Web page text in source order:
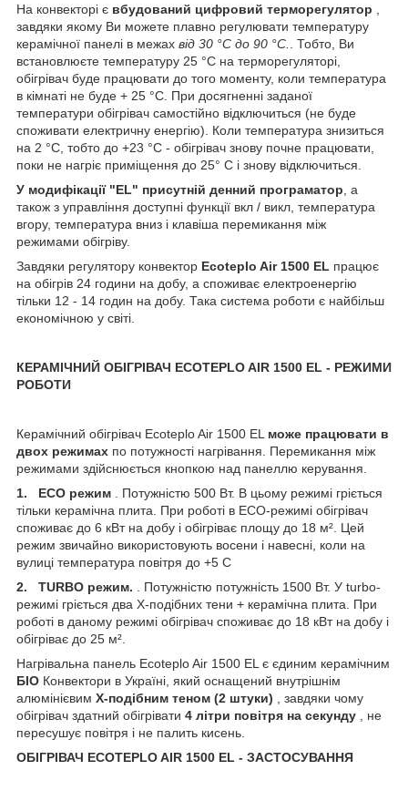
На конвекторі є вбудований цифровий терморегулятор
завдяки якому Ви можете плавно регулювати температуру
керамічної панелі в межах від 30 °C до 90 °C.
. Тобто, Ви
встановлюєте температуру 25 °C на терморегуляторі,
обігрівач буде працювати до того моменту, коли температура
в кімнаті не буде + 25 °C. При досягненні заданої
температури обігрівач самостійно відключиться (не буде
споживати електричну енергію). Коли температура знизиться
на 2 °C, тобто до +23 °C - обігрівач знову почне працювати,
поки не нагріє приміщення до 25° C і знову відключиться.
У модифікації "EL" присутній денний програматор , а
також з управління доступні функції вкл / викл, температура
вгору, температура вниз і клавіша перемикання між
режимами обігріву.
Завдяки регулятору конвектор Ecoteplo Air 1500 EL працює
на обігрів 24 години на добу, а споживає електроенергію
тільки 12 - 14 годин на добу. Така система роботи є найбільш
економічною у світі.
КЕРАМІЧНИЙ ОБІГРІВАЧ ECOTEPLO AIR 1500 EL - РЕЖИМИ
РОБОТИ
Керамічний обігрівач Ecoteplo Air 1500 EL може працювати в
двох режимах по потужності нагрівання. Перемикання між
режимами здійснюється кнопкою над панеллю керування.
1. ECO режим
. Потужністю 500 Вт. В цьому режимі гріється
тільки керамічна плита. При роботі в ECO-режимі обігрівач
споживає до 6 кВт на добу і обігріває площу до 18 м². Цей
режим звичайно використовують восени і навесні, коли на
вулиці температура повітря до +5 С
2. TURBO режим.
. Потужністю потужність 1500 Вт. У turbo-
режимі гріється два Х-подібних тени + керамічна плита. При
роботі в даному режимі обігрівач споживає до 18 кВт на добу і
обігріває до 25 м².
Нагрівальна панель Ecoteplo Air 1500 EL є єдиним керамічним
БІО Конвектори в Україні, який оснащений внутрішнім
алюмінієвим Х-подібним теном (2 штуки)
, завдяки чому
обігрівач здатний обігрівати 4 літри повітря на секунду
, не
пересушує повітря і не палить кисень.
ОБІГРІВАЧ ECOTEPLO AIR 1500 EL - ЗАСТОСУВАННЯ